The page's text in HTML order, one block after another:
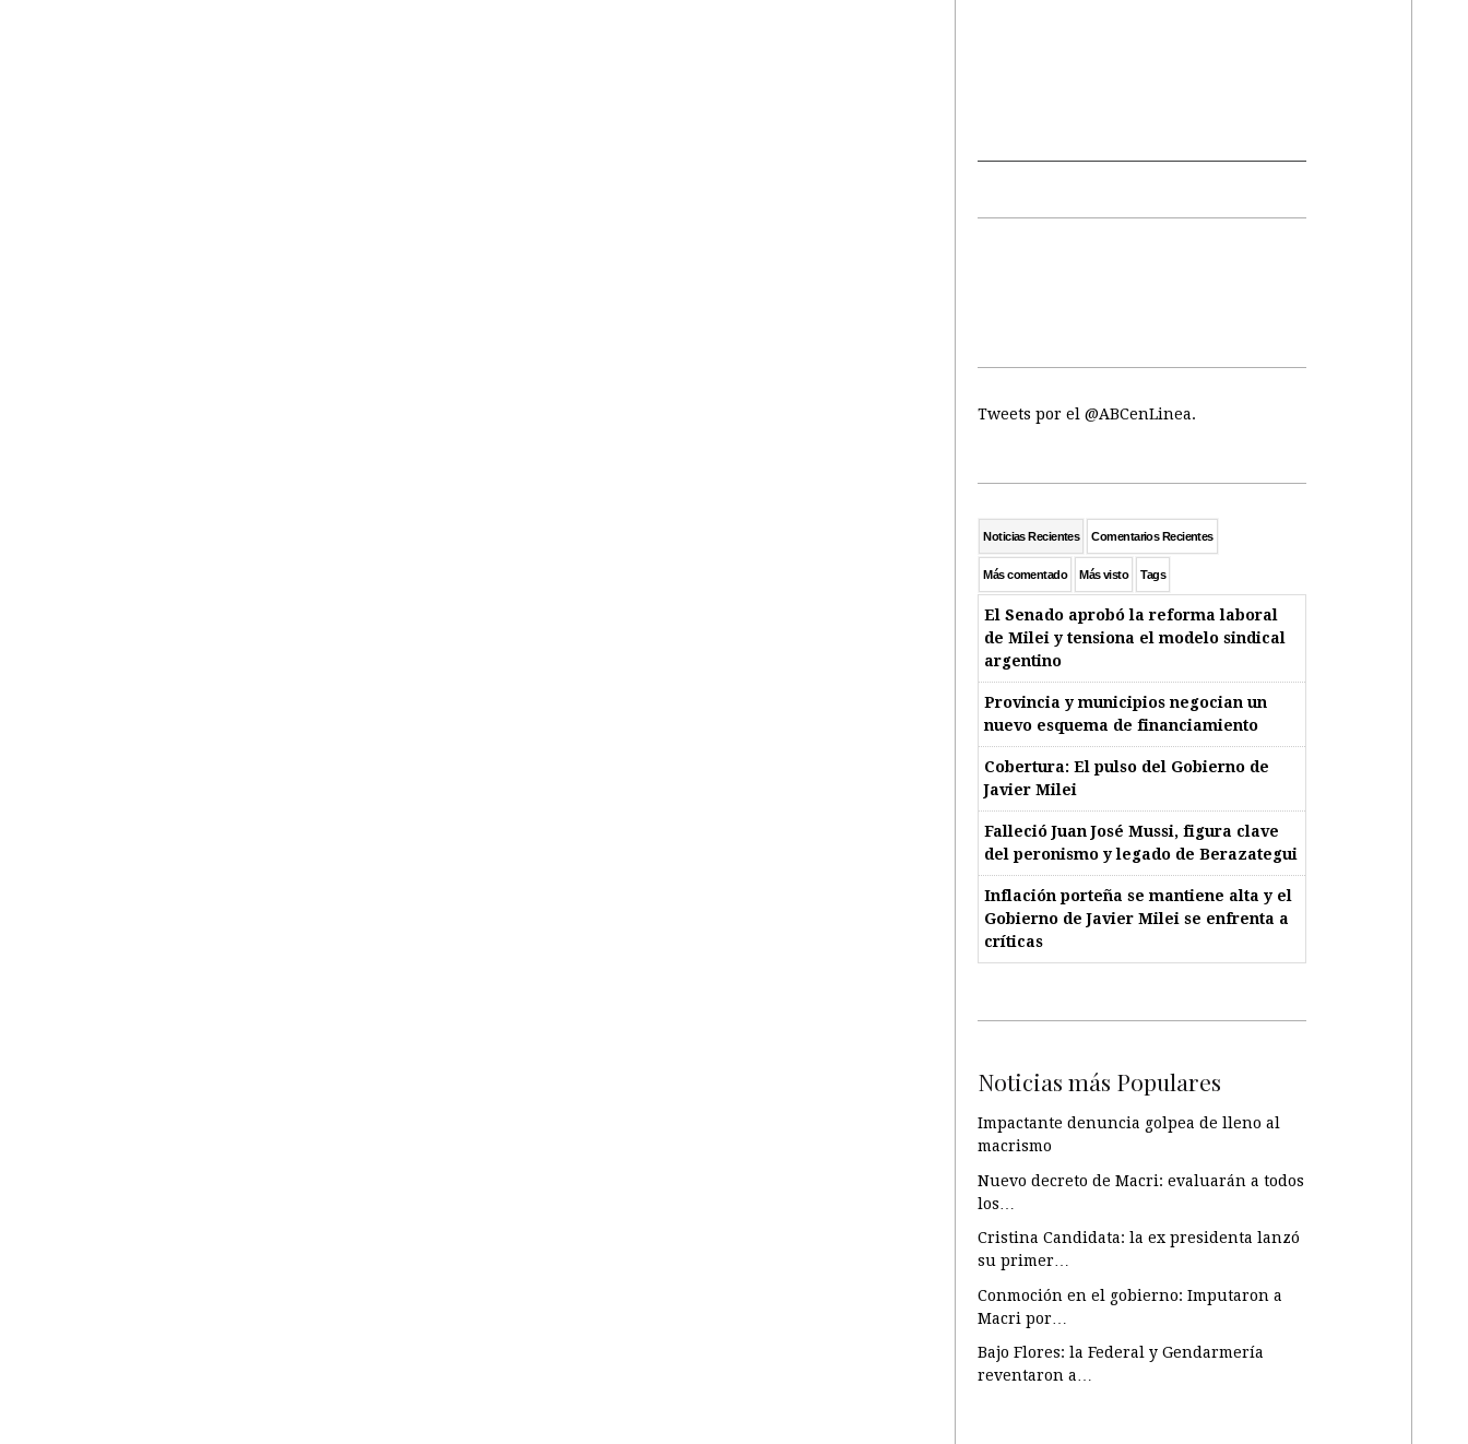
Tweets por el @ABCenLinea.
Noticias Recientes Comentarios Recientes
Más comentado Más visto Tags
El Senado aprobó la reforma laboral
de Milei y tensiona el modelo sindical
argentino
Provincia y municipios negocian un
nuevo esquema de financiamiento
Cobertura: El pulso del Gobierno de
Javier Milei
Falleció Juan José Mussi, figura clave
del peronismo y legado de Berazategui
Inflación porteña se mantiene alta y el
Gobierno de Javier Milei se enfrenta a
críticas
Noticias más Populares
Impactante denuncia golpea de lleno al
macrismo
Nuevo decreto de Macri: evaluarán a todos
los…
Cristina Candidata: la ex presidenta lanzó
su primer…
Conmoción en el gobierno: Imputaron a
Macri por…
Bajo Flores: la Federal y Gendarmería
reventaron a…